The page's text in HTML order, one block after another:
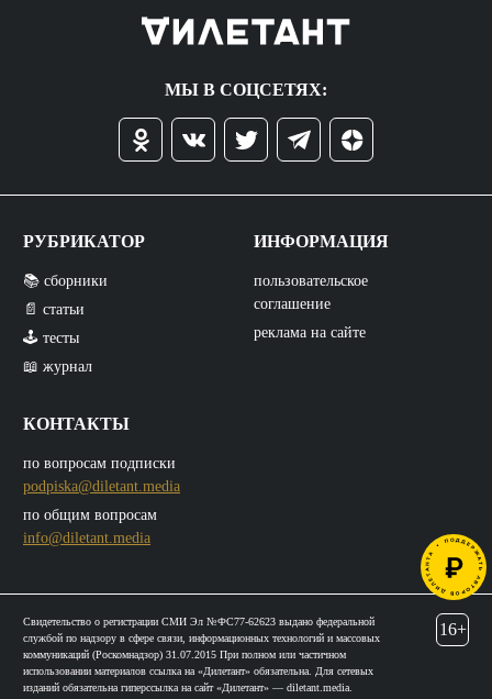
МЫ В СОЦСЕТЯХ:
РУБРИКАТОР
📚 сборники
📄 статьи
🕹️ тесты
📖 журнал
КОНТАКТЫ
по вопросам подписки
podpiska@diletant.media
по общим вопросам
info@diletant.media
ИНФОРМАЦИЯ
пользовательское
соглашение
реклама на сайте
Свидетельство о регистрации СМИ Эл №ФС77-62623 выдано федеральной
службой по надзору в сфере связи, информационных технологий и массовых
коммуникаций (Роскомнадзор) 31.07.2015 При полном или частичном
использовании материалов ссылка на «Дилетант» обязательна. Для сетевых
изданий обязательна гиперссылка на сайт «Дилетант» — diletant.media.
16+